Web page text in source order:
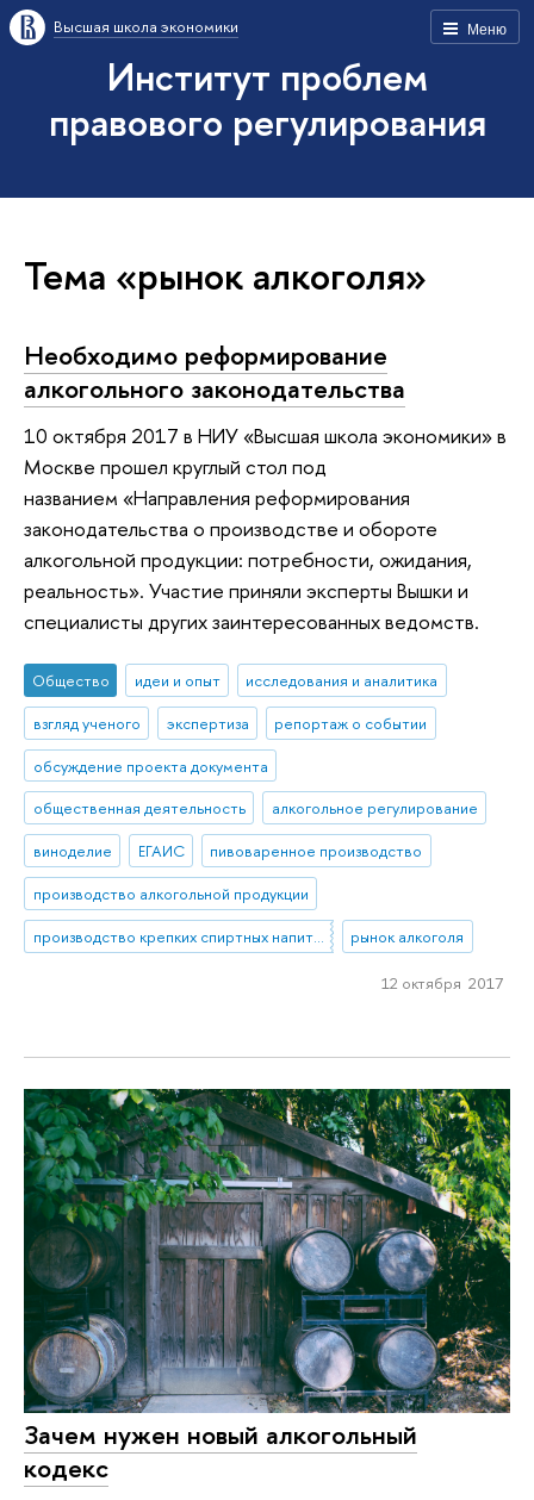
Меню
Высшая школа экономики
Институт проблем
правового регулирования
Тема «рынок алкоголя»
Необходимо реформирование
алкогольного законодательства
10 октября 2017 в НИУ «Высшая школа экономики» в
Москве прошел круглый стол под
названием «Направления реформирования
законодательства о производстве и обороте
алкогольной продукции: потребности, ожидания,
реальность». Участие приняли эксперты Вышки и
специалисты других заинтересованных ведомств.
Общество идеи и опыт
исследования и аналитика
взгляд ученого
экспертиза
репортаж о событии
обсуждение проекта документа
общественная деятельность
алкогольное регулирование
виноделие
ЕГАИС
пивоваренное производство
производство алкогольной продукции
производство крепких спиртных напитков
рынок алкоголя
12 октября 2017
Зачем нужен новый алкогольный
кодекс